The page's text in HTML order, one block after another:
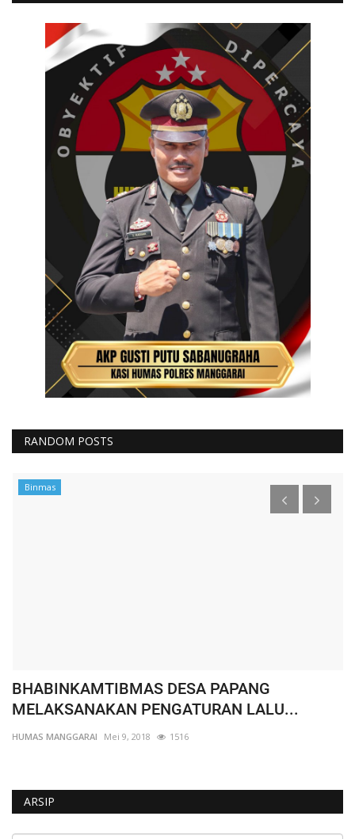
RANDOM POSTS
Binmas
BHABINKAMTIBMAS DESA PAPANG
MELAKSANAKAN PENGATURAN LALU...
HUMAS MANGGARAI Mei 9, 2018 1516
ARSIP